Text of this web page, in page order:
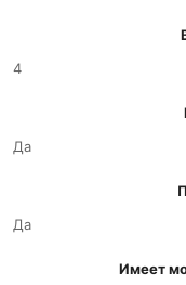
4
Да
Да
Имеет